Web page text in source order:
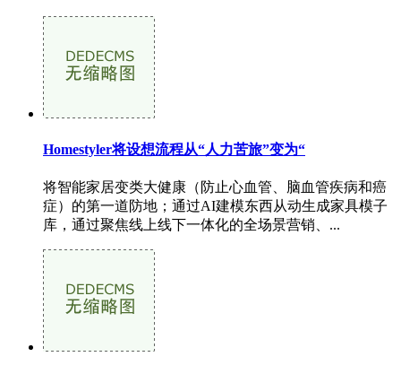
Homestyler将设想流程从“人力苦旅”变为“
将智能家居变类大健康（防止心血管、脑血管疾病和癌
症）的第一道防地；通过AI建模东西从动生成家具模子
库，通过聚焦线上线下一体化的全场景营销、...